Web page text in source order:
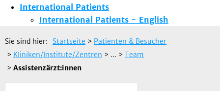
International Patients
International Patients - English
Sie sind hier: Startseite > Patienten & Besucher
> Kliniken/Institute/Zentren > ... > Team
> Assistenzärzt:innen